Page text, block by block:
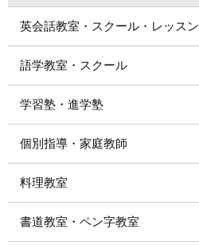
英会話教室・スクール・レッスン
語学教室・スクール
学習塾・進学塾
個別指導・家庭教師
料理教室
書道教室・ペン字教室